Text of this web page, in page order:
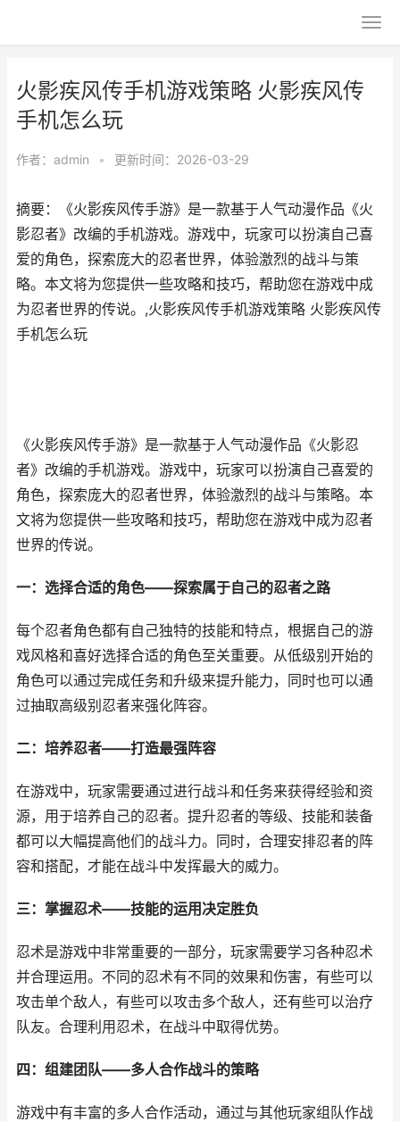
火影疾风传手机游戏策略 火影疾风传
手机怎么玩
作者： admin • 更新时间：2026-03-29
摘要：《火影疾风传手游》是一款基于人气动漫作品《火
影忍者》改编的手机游戏。游戏中，玩家可以扮演自己喜
爱的角色，探索庞大的忍者世界，体验激烈的战斗与策
略。本文将为您提供一些攻略和技巧，帮助您在游戏中成
为忍者世界的传说。,火影疾风传手机游戏策略 火影疾风传
手机怎么玩
《火影疾风传手游》是一款基于人气动漫作品《火影忍
者》改编的手机游戏。游戏中，玩家可以扮演自己喜爱的
角色，探索庞大的忍者世界，体验激烈的战斗与策略。本
文将为您提供一些攻略和技巧，帮助您在游戏中成为忍者
世界的传说。
一：选择合适的角色——探索属于自己的忍者之路
每个忍者角色都有自己独特的技能和特点，根据自己的游
戏风格和喜好选择合适的角色至关重要。从低级别开始的
角色可以通过完成任务和升级来提升能力，同时也可以通
过抽取高级别忍者来强化阵容。
二：培养忍者——打造最强阵容
在游戏中，玩家需要通过进行战斗和任务来获得经验和资
源，用于培养自己的忍者。提升忍者的等级、技能和装备
都可以大幅提高他们的战斗力。同时，合理安排忍者的阵
容和搭配，才能在战斗中发挥最大的威力。
三：掌握忍术——技能的运用决定胜负
忍术是游戏中非常重要的一部分，玩家需要学习各种忍术
并合理运用。不同的忍术有不同的效果和伤害，有些可以
攻击单个敌人，有些可以攻击多个敌人，还有些可以治疗
队友。合理利用忍术，在战斗中取得优势。
四：组建团队——多人合作战斗的策略
游戏中有丰富的多人合作活动，通过与其他玩家组队作战